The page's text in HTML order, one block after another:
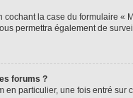
cochant la case du formulaire «
permettra également de
forums ?
en particulier, une fois entré sur